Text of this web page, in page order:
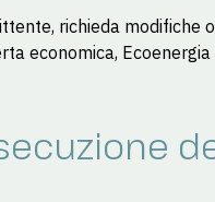
richieda modifiche
economica,